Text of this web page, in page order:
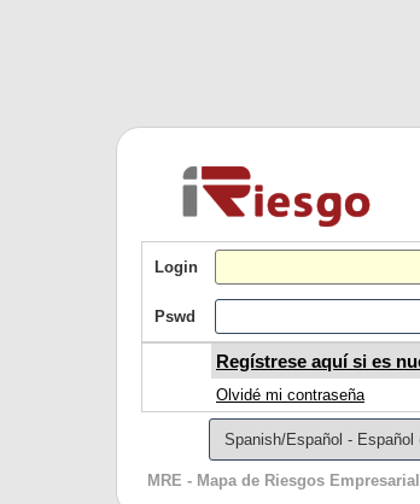
Login
Pswd
Regístrese aquí si es
Olvidé mi contraseña
MRE - Mapa de Riesgos